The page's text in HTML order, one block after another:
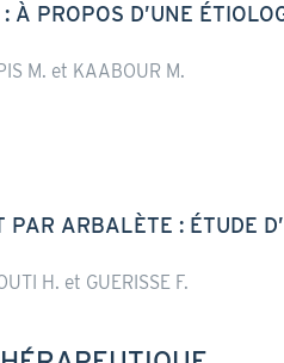
À PROPOS D’UNE
M. et KAABOUR M.
ARBALÈTE : ÉTUDE
H. et GUERISSE F.